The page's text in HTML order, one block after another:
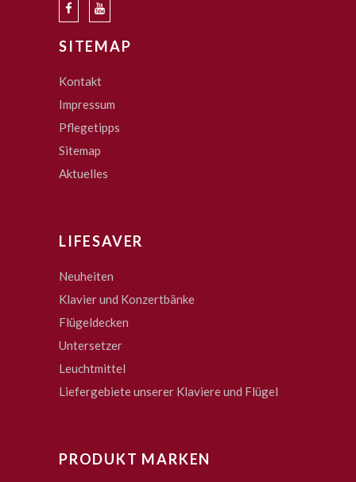
SITEMAP
Kontakt
Impressum
Pflegetipps
Sitemap
Aktuelles
LIFESAVER
Neuheiten
Klavier und Konzertbänke
Flügeldecken
Untersetzer
Leuchtmittel
Liefergebiete unserer Klaviere und Flügel
PRODUKT MARKEN